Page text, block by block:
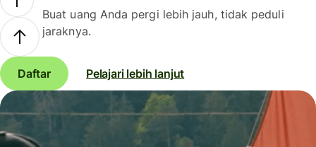
Buat uang Anda pergi lebih jauh, tidak peduli
jaraknya.
Daftar Pelajari lebih lanjut